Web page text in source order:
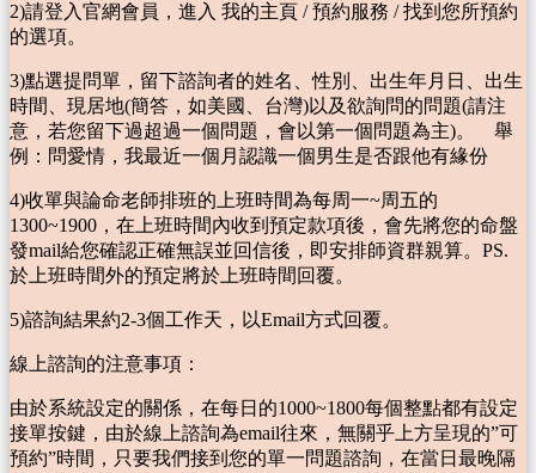
2)請登入官網會員，進入 我的主頁 / 預約服務 / 找到您所預約
的選項。
3)點選提問單，留下諮詢者的姓名、性別、出生年月日、出生
時間、現居地(簡答，如美國、台灣)以及欲詢問的問題(請注
意，若您留下過超過一個問題，會以第一個問題為主)。 舉
例：問愛情，我最近一個月認識一個男生是否跟他有緣份
4)收單與論命老師排班的上班時間為每周一~周五的
1300~1900，在上班時間內收到預定款項後，會先將您的命盤
發mail給您確認正確無誤並回信後，即安排師資群親算。PS.
於上班時間外的預定將於上班時間回覆。
5)諮詢結果約2-3個工作天，以Email方式回覆。
線上諮詢的注意事項：
由於系統設定的關係，在每日的1000~1800每個整點都有設定
接單按鍵，由於線上諮詢為email往來，無關乎上方呈現的”可
預約”時間，只要我們接到您的單一問題諮詢，在當日最晚隔